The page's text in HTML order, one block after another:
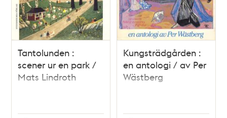
Tantolunden :
scener ur en park /
Mats Lindroth
Kungsträdgården :
en antologi / av Per
Wästberg